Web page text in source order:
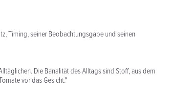
Timing, seiner Beobachtungsgabe und seinen
Die Banalität des Alltags sind Stoff, aus dem
vor das Gesicht."